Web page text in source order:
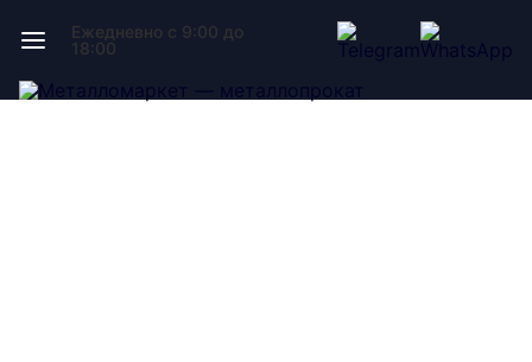
Ежедневно с 9:00 до
18:00